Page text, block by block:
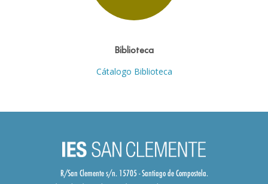
Biblioteca
Cátalogo Biblioteca
R/San Clemente s/n. 15705 - Santiago de Compostela.